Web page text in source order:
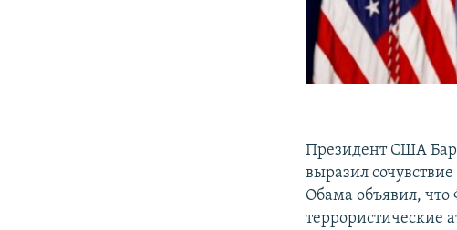
Президент США
выразил
Обама объявил, что
террористические